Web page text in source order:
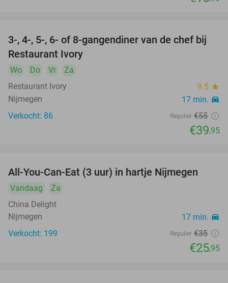
27%
3-, 4-, 5-, 6- of 8-gangendiner van de chef bij
Restaurant Ivory
Wo Do Vr
Za
Restaurant Ivory
9.5 star
Nijmegen 17 min. directions_car
Verkocht: 86 Regulier €55
€39,95
26%
All-You-Can-Eat (3 uur) in hartje Nijmegen
Vandaag
Za
China Delight
Nijmegen
17 min. directions_car
Verkocht: 199 Regulier €35
€25,95